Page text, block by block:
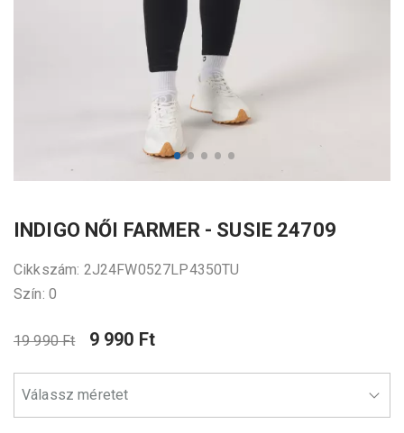
INDIGO NŐI FARMER - SUSIE 24709
Cikkszám: 2J24FW0527LP4350TU
Szín: 0
19 990 Ft 9 990 Ft